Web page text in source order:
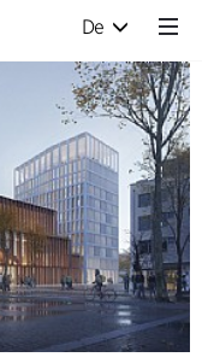
De